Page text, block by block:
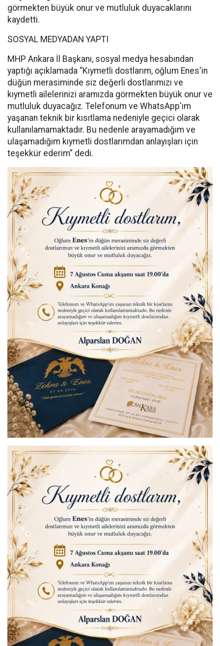
görmekten büyük onur ve mutluluk duyacaklarını
kaydetti.
SOSYAL MEDYADAN YAPTI
MHP Ankara İl Başkanı, sosyal medya hesabından
yaptığı açıklamada “Kıymetli dostlarım, oğlum Enes'in
düğün merasiminde siz değerli dostlarımızı ve
kıymetli ailelerinizi aramızda görmekten büyük onur ve
mutluluk duyacağız. Telefonum ve WhatsApp'ım
yaşanan teknik bir kısıtlama nedeniyle geçici olarak
kullanılamamaktadır. Bu nedenle arayamadığım ve
ulaşamadığım kıymetli dostlarımdan anlayışları için
teşekkür ederim” dedi.